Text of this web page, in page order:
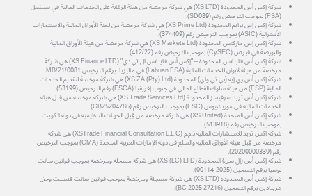
شركة إكس أس المحدودة (XS LTD) هي شركة مرخصة من هيئة الرقابة على الخدمات المالية في سيشيل
(FSA) بموجب الترخيص رقم (SD089).
شركة إكس إس برايم المحدودة (XS Prime Ltd) هي شركة مرخصة من لجنة الأوراق المالية والاستثمارات
الأسترالية (ASIC) بموجب الترخيص رقم (374409).
شركة إكس إس ماركتس المحدودة (XS Markets Ltd) هي شركة مرخصة من هيئة الأوراق المالية
والبورصة في قبرص (CySEC) بموجب الترخيص رقم (412/22).
شركة إكس أس فاينانس المحدودة – "إكس أس فاينانس ال تي دي" (XS Finance LTD) هي شركة
مرخصة من هيئة لابوان للخدمات المالية (Labuan FSA) في ماليزيا، برقم الترخيص MB/21/0081.
شركة إكس أس زي إيه (بي تي واي) المحدودة (XS ZA (Pty) Ltd) هي شركة مرخصة لتقديم الخدمات
المالية (FSP) من هيئة سلوك القطاع المالي في جنوب إفريقيا (FSCA) رقم الترخيص (53199).
شركة إكس أس تريد سرفيسز المحدودة (XS Trade Services Ltd) هي شركة مرخصة من قِبل هيئة
الخدمات المالية في موريشيوس (FSC) بموجب الترخيص رقم (GB25204786).
شركة إكس أس المتحدة (XS United) هي شركة مرخصة من قِبل الجهات التنظيمية في دولة الكويت
بموجب الترخيص رقم (513918).
شركة اكس تريد للاستشارات المالية ذ.م.م (XSTrade Financial Consultation L.L.C) هي شركة
مرخصة من قِبل هيئة الأوراق المالية والسلع في دولة الإمارات العربية المتحدة (CMA) بموجب الترخيص
رقم (20200000339).
شركة إكس أس (إل سي) المحدودة (XS (LC) LTD) هي شركة مسجلة ومرخصة بموجب قوانين سانت
لوسيا برقم التسجيل (2025-00114).
شركة إكس أس المحدودة (XS LTD) هي شركة مسجلة ومرخصة بموجب قوانين سانت فنسنت وجزر
غرينادين برقم التسجيل (27216 BC 2025).